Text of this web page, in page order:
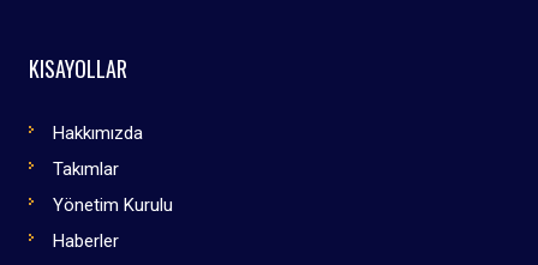
KISAYOLLAR
Hakkımızda
Takımlar
Yönetim Kurulu
Haberler